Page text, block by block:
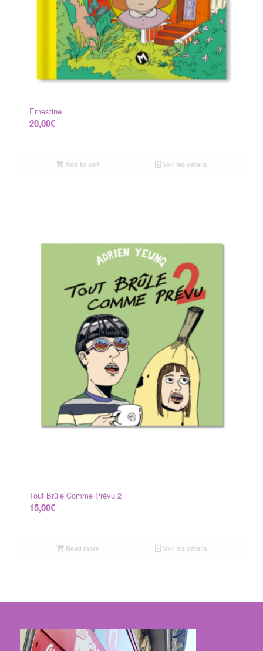
Ernestine
20,00€
Add to cart Voir les détails
Tout Brûle Comme Prévu 2
15,00€
Read more Voir les détails